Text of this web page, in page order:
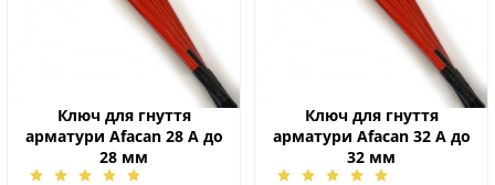
Ключ для гнуття
арматури Afacan 28 А до
28 мм
Ключ для гнуття
арматури Afacan 32 А до
32 мм